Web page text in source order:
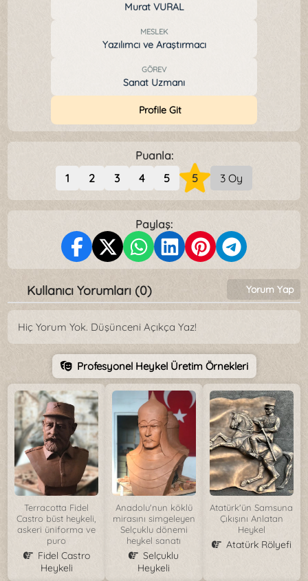
Murat VURAL
MESLEK
Yazılımcı ve Araştırmacı
GÖREV
Sanat Uzmanı
Profile Git
Puanla:
1
2 3 4 5 5 3 Oy
Paylaş:
Kullanıcı Yorumları (0) Yorum Yap
Hiç Yorum Yok. Düşünceni Açıkça Yaz!
Profesyonel Heykel Üretim Örnekleri
Terracotta Fidel
Castro büst heykeli,
askeri üniforma ve
puro
Fidel Castro
Heykeli
Anadolu'nun köklü
mirasını simgeleyen
Selçuklu dönemi
heykel sanatı
Selçuklu
Heykeli
Atatürk'ün Samsuna
Çıkışını Anlatan
Heykel
Atatürk Rölyefi